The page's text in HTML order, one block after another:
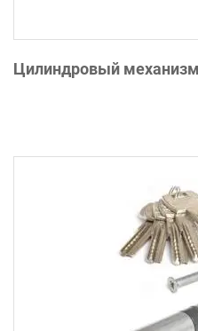
Цилиндровый